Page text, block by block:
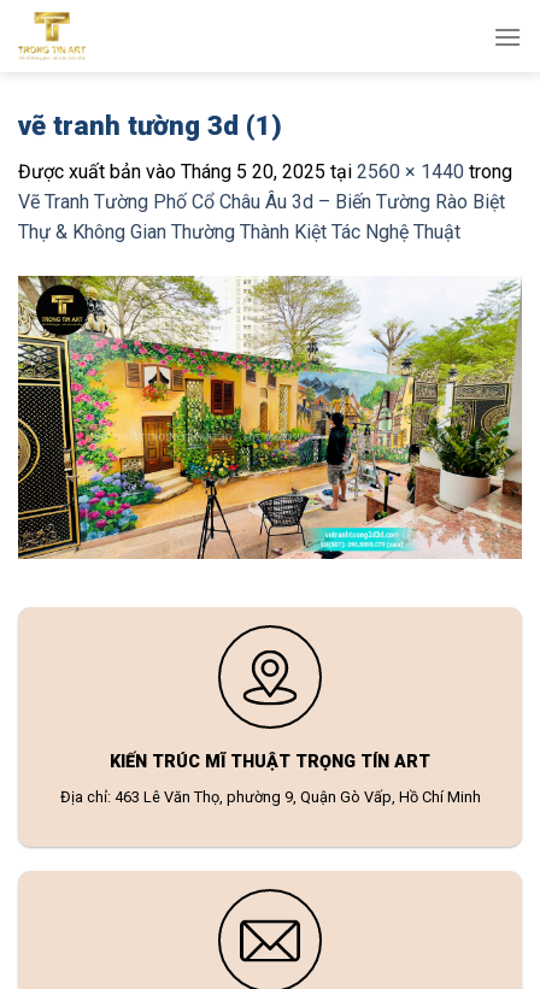
qua
vẽ tranh tường 3d (1)
Được xuất bản vào Tháng 5 20, 2025 tại 2560 × 1440 trong
Vẽ Tranh Tường Phố Cổ Châu Âu 3d – Biến Tường Rào Biệt
Thự & Không Gian Thường Thành Kiệt Tác Nghệ Thuật
KIẾN TRÚC MĨ THUẬT TRỌNG TÍN ART
Địa chỉ: 463 Lê Văn Thọ, phường 9, Quận Gò Vấp, Hồ Chí Minh